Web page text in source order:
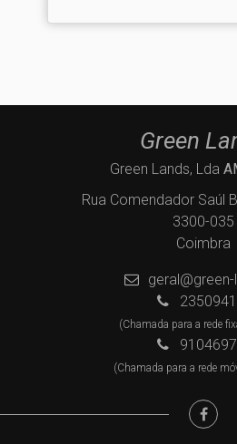
Green
Green Lands, Lda
Rua Comendador Saúl
3300-035
Coimbra
(Chamada para a rede
(Chamada para a rede